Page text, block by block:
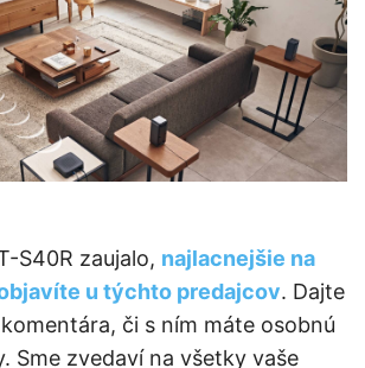
S40R zaujalo, najlacnejšie na
u týchto predajcov. Dajte
či s ním máte osobnú
Sme zvedaví na všetky vaše